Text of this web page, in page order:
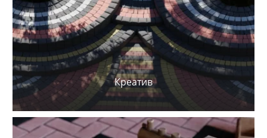
Креатив